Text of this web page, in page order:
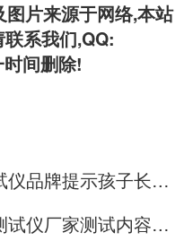
片来源于网络,本站
系我们,QQ:
间删除!
儿童注意力测试仪品牌提示孩子长时间专注一件事情有时不是一件好事
儿童综合素质测试仪厂家测试内容中独立思考能力有多重要